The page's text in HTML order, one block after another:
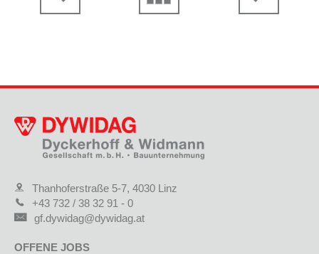
Thanhoferstraße 5-7, 4030 Linz
+43 732 / 38 32 91 - 0
gf.dywidag@dywidag.at
OFFENE JOBS